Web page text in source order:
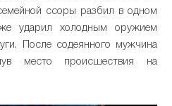
ссоры разбил в одном
ударил холодным оружием
После содеянного мужчина
место происшествия на